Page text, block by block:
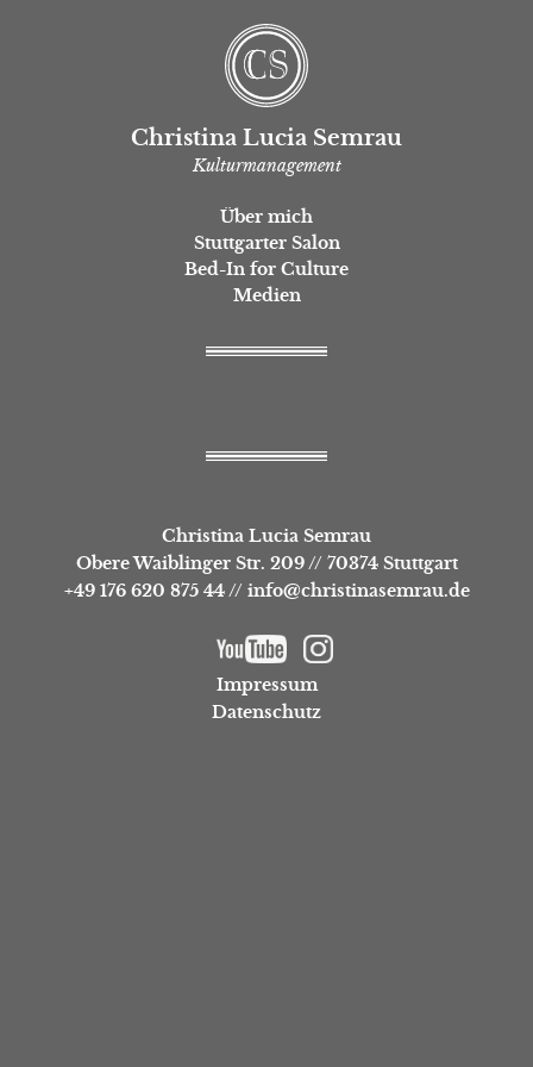
Christina Lucia Semrau
Kulturmanagement
Über mich
Stuttgarter Salon
Bed-In for Culture
Medien
Christina Lucia Semrau
Obere Waiblinger Str. 209// 70374 Stuttgart
+49 176 620 875 44// info@christinasemrau.de
Impressum
Datenschutz